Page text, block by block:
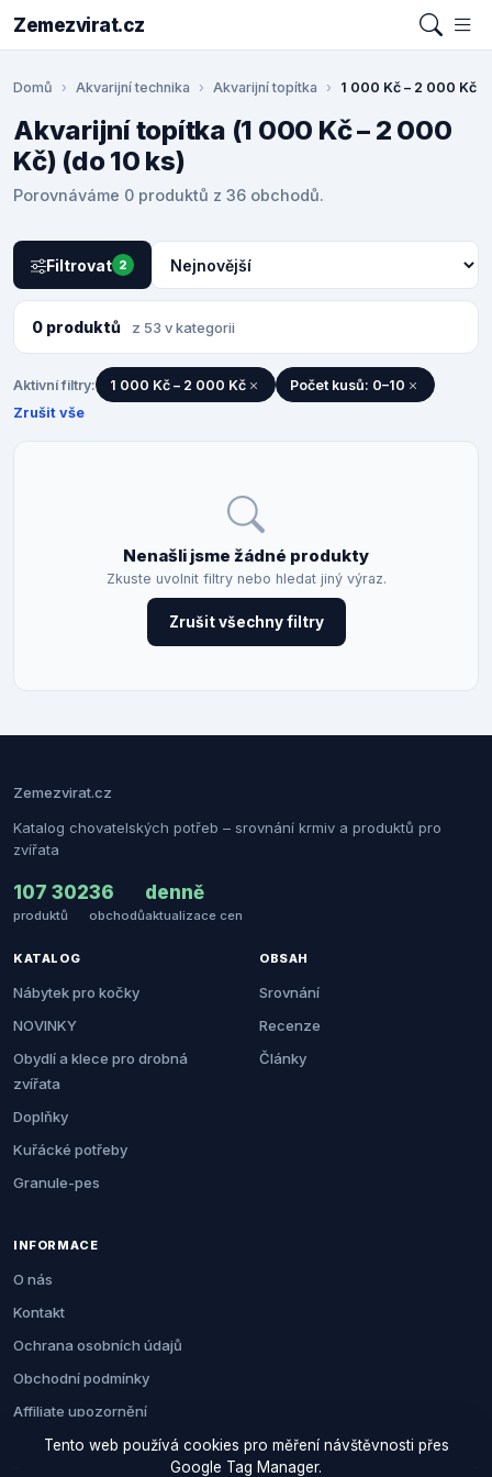
Zemezvirat.cz
Domů Akvarijní technika Akvarijní topítka 1 000 Kč – 2 000 Kč
Akvarijní topítka (1 000 Kč – 2 000
Kč) (do 10 ks)
Porovnáváme 0 produktů z 36 obchodů.
Filtrovat 2
0 produktů z 53 v kategorii
Aktivní filtry: 1 000 Kč – 2 000 Kč
Počet kusů: 0–10
Zrušit vše
Nenašli jsme žádné produkty
Zkuste uvolnit filtry nebo hledat jiný výraz.
Zrušit všechny filtry
Zemezvirat.cz
Katalog chovatelských potřeb – srovnání krmiv a produktů pro
zvířata
107 302
produktů
36
obchodů
denně
aktualizace cen
KATALOG
Nábytek pro kočky
NOVINKY
Obydlí a klece pro drobná
zvířata
Doplňky
Kuřácké potřeby
Granule-pes
OBSAH
Srovnání
Recenze
Články
INFORMACE
O nás
Kontakt
Ochrana osobních údajů
Obchodní podmínky
Affiliate upozornění
Tento web používá cookies pro měření návštěvnosti přes
Google Tag Manager.